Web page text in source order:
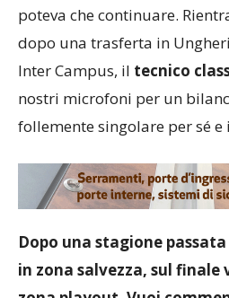
poteva che continuare.
dopo una trasferta in
Inter Campus, il tecnico
nostri microfoni per un
follemente singolare per sé e
Dopo una stagione
in zona salvezza, sul